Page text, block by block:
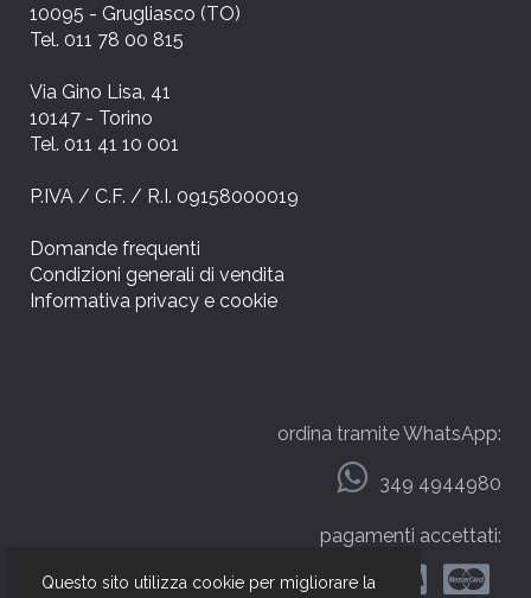
10095 - Grugliasco (TO)
Tel. 011 78 00 815
Via Gino Lisa, 41
10147 - Torino
Tel. 011 41 10 001
P.IVA / C.F. / R.I. 09158000019
Domande frequenti
Condizioni generali di vendita
Informativa privacy e cookie
ordina tramite WhatsApp:
349 4944980
pagamenti accettati:
Questo sito utilizza cookie per migliorare la